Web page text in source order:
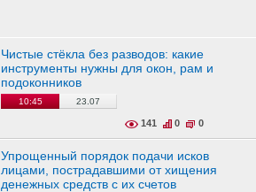
Чистые стёкла без разводов: какие
инструменты нужны для окон, рам и
подоконников
10:45 23.07
141 0 0
Упрощенный порядок подачи исков
лицами, пострадавшими от хищения
денежных средств с их счетов